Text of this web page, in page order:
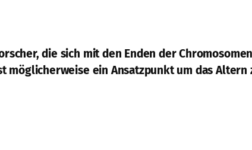
die sich mit den Enden der
ein Ansatzpunkt um das Altern